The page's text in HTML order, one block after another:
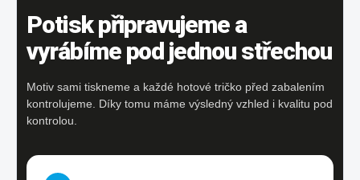
Potisk připravujeme a
vyrábíme pod jednou střechou
Motiv sami tiskneme a každé hotové tričko před zabalením
kontrolujeme. Díky tomu máme výsledný vzhled i kvalitu pod
kontrolou.